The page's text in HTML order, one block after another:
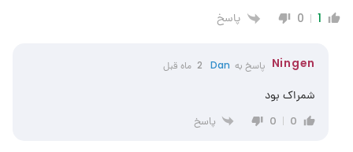
1
0 پاسخ
Ningen پاسخ به Dan 2 ماه قبل
شمراک بود
0
0 پاسخ